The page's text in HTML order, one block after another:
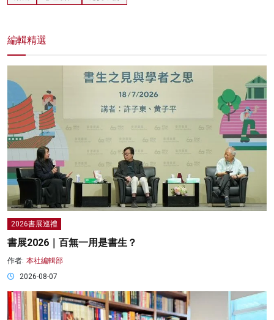
編輯精選
2026書展巡禮
書展2026｜百無一用是書生？
作者: 本社編輯部
2026-08-07